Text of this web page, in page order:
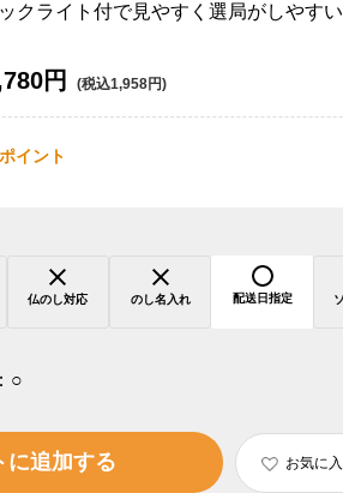
クライト付で見やすく選局がしやすい
円 (税込1,958円)
ポイント
仏のし対応 のし名入れ 配送日指定
○
に追加する お気に